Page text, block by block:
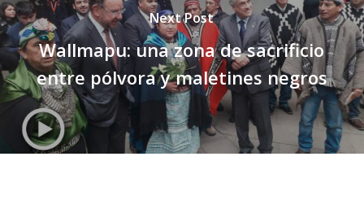
Next Post
Wallmapu: una zona de sacrificio
entre pólvora y maletines negros